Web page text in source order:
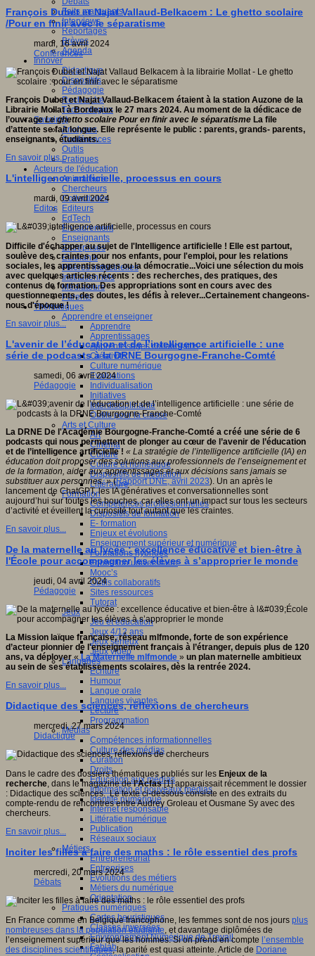
Faits marquants
Interviews
Reportages
Brèves
Agenda
Innover
Didactique
Dispositifs
Pédagogie
Recherche
Technologies
Savoir(s)
Analyses
Conférences
Outils
Pratiques
Acteurs de l'éducation
Animateurs
Chercheurs
Collectivités
Editeurs
EdTech
Encadrement
Enseignants
Entreprises
Etudiants
Filières industrielles
Institutionnels
Médiateurs
Parents
Thématiques
Apprendre et enseigner
Apprendre
Apprentissages
Apprentissages collaboratifs
Créativité
Culture numérique
Evaluations
Individualisation
Initiatives
Interdisciplinarité
Outils pour la classe
Arts et Culture
Art
Cinéma
Culture
Culture et numérique
Dispositifs de médiation
Littérature
Formation
Compétences professionnelles
Dispositifs de formation
E- formation
Enjeux et évolutions
Enseignement supérieur et numérique
Formations hybrides
Formation universitaire
Mooc’s
Outils collaboratifs
Sites ressources
Tutorat
Jeux
Jeu et éducation
Jeux 4/12 ans
Jeux sérieux
Jeux vidéo
Langages
Ecriture
Humour
Langue orale
Langues vivantes
Lecture
Programmation
Médias
Compétences informationnelles
Culture des médias
Curation
Droits
Education aux médias
Information et nouveaux médias
Identité numérique
Internet responsable
Littératie numérique
Publication
Réseaux sociaux
Métiers
Entrepreneuriat
Entreprises
Evolutions des métiers
Métiers du numérique
Orientation
Pratiques numériques
Cartes heuristiques
Classes inversées
Environnement Numérique de Travail
Fablab
François Dubet et Najat Vallaud-Belkacem : Le ghetto scolaire
/Pour en finir avec le séparatisme
mardi, 16 avril 2024
Conférences
François Dubet et Najat Vallaud-Belkacem étaient à la station Auzone de la
Librairie Mollat à Bordeaux le 27 mars 2024. Au moment de la dédicace de
l’ouvrageLe ghetto scolaire Pour en finir avec le séparatisme La file
d’attente se fait longue. Elle représente le public : parents, grands- parents,
enseignants, étudiants.
En savoir plus...
L'intelligence artificielle, processus en cours
mardi, 09 avril 2024
Editos
Difficile d'échapper au sujet de l'Intelligence artificielle ! Elle est partout,
soulève des craintes pour nos enfants, pour l'emploi, pour les relations
sociales, les apprentissages ou la démocratie...Voici une sélection du mois
avec quelques articles récents : des recherches, des pratiques, des
contenus de formation. Des appropriations sont en cours avec des
questionnements, des doutes, les défis à relever...Certainement changeons-
nous d'époque !
En savoir plus...
L'avenir de l’éducation et de l’intelligence artificielle : une
série de podcasts à la DRNE Bourgogne-Franche-Comté
samedi, 06 avril 2024
Pédagogie
La DRNE De l'Académie Bourgogne-Franche-Comté a créé une série de 6
podcasts qui nous permettent de plonger au cœur de l’avenir de l’éducation
et de l’intelligence artificielle ! « La stratégie de l’intelligence artificielle (IA) en
éducation doit proposer des solutions aux professionnels de l’enseignement et
de la formation, aider aux apprentissages et aux décisions sans jamais se
substituer aux personnes. »(Rapport DNE, avril 2023). Un an après le
lancement de ChatGPT, les IA génératives et conversationnelles sont
aujourd’hui sur toutes les bouches, car elles ont un impact sur tous les secteurs
d’activité et éveillent la curiosité tout autant que les craintes.
En savoir plus...
De la maternelle au lycée : excellence éducative et bien-être à
l'École pour accompagner les élèves à s’approprier le monde
jeudi, 04 avril 2024
Pédagogie
La Mission laïque française, réseau mlfmonde, forte de son expérience
d’acteur pionnier de l'enseignement français à l’étranger, depuis plus de 120
ans, va déployer«La Maternelle mlfmonde » un plan maternelle ambitieux
au sein de ses établissements scolaires, dès la rentrée 2024.
En savoir plus...
Didactique des sciences, réflexions de chercheurs
mercredi, 27 mars 2024
Didactique
Dans le cadre des dossiers thématiques publiés sur les Enjeux de la
recherche, dans le magazine del’Acfas[1] apparaissait récemment le dossier
: Didactique des sciences. Le texte ci-dessous consiste en des extraits du
compte-rendu de rencontres entre Audrey Groleau et Ousmane Sy avec des
chercheurs.
En savoir plus...
Inciter les filles à faire des maths : le rôle essentiel des profs
mercredi, 20 mars 2024
Débats
En France comme en Belgique francophone, les femmes sont de nos jours plus
nombreuses dans la population étudiante, et davantage diplômées de
l’enseignement supérieur que les hommes. Si on prend en compte l’ensemble
des disciplines scientifiques, la parité est quasi atteinte. Article de Doriane